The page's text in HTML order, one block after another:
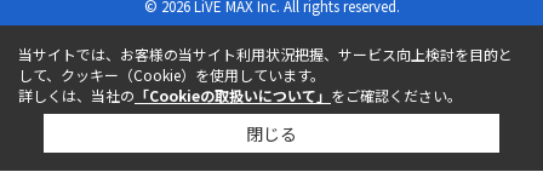
© 2026 LiVE MAX Inc. All rights reserved.
当サイトでは、お客様の当サイト利用状況把握、サービス向上検討を目的と
して、クッキー（Cookie）を使用しています。
詳しくは、当社の 「Cookieの取扱いについて」 をご確認ください。
閉じる